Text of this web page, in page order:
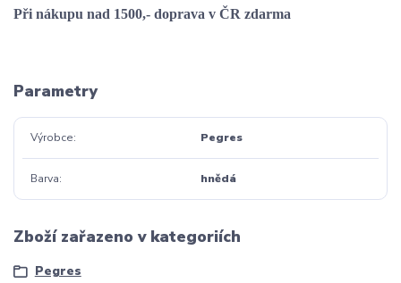
Při nákupu nad 1500,- doprava v ČR zdarma
Parametry
Výrobce Pegres
Barva hnědá
Zboží zařazeno v kategoriích
Pegres